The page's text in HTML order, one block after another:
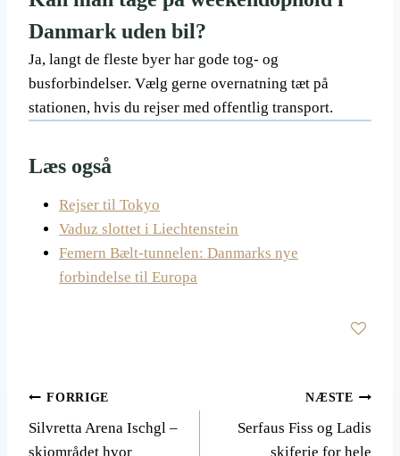
Danmark uden bil?
Ja, langt de fleste byer har gode tog- og
busforbindelser. Vælg gerne overnatning tæt på
stationen, hvis du rejser med offentlig transport.
Læs også
Rejser til Tokyo
Vaduz slottet i Liechtenstein
Femern Bælt-tunnelen: Danmarks nye
forbindelse til Europa
Indlægsnavigation
FORRIGE
Silvretta Arena Ischgl –
skiområdet hvor
NÆSTE
Serfaus Fiss og Ladis
skiferie for hele